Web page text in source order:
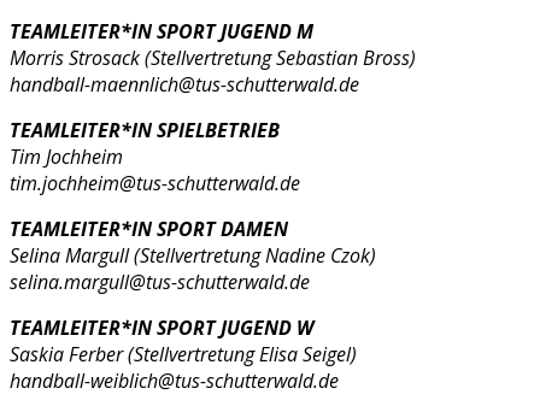
TEAMLEITER*IN SPORT JUGEND M
Morris Strosack (Stellvertretung Sebastian Bross)
handball-maennlich@tus-schutterwald.de
TEAMLEITER*IN SPIELBETRIEB
Tim Jochheim
tim.jochheim@tus-schutterwald.de
TEAMLEITER*IN SPORT DAMEN
Selina Margull (Stellvertretung Nadine Czok)
selina.margull@tus-schutterwald.de
TEAMLEITER*IN SPORT JUGEND W
Saskia Ferber (Stellvertretung Elisa Seigel)
handball-weiblich@tus-schutterwald.de